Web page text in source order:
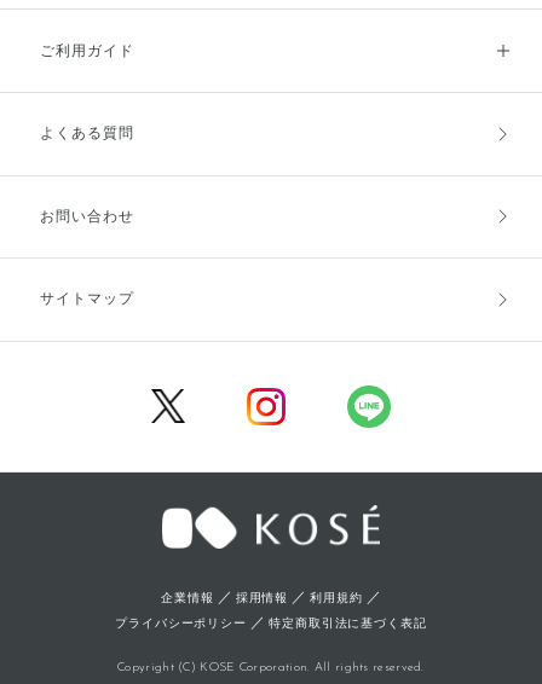
ご利用ガイド
ご利用ガイドトップ
お支払方法
キャンセル・返品・交換
よくある質問
お問い合わせ
サイトマップ
企業情報 ／ 採用情報 ／利用規約 ／
プライバシーポリシー ／特定商取引法に基づく表記
Copyright (C) KOSE Corporation. All rights reserved.